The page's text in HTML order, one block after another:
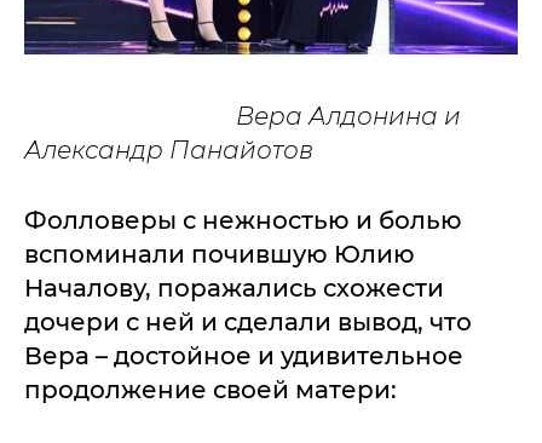
Вера Алдонина и
Александр Панайотов
Фолловеры с нежностью и болью
вспоминали почившую Юлию
Началову, поражались схожести
дочери с ней и сделали вывод, что
Вера – достойное и удивительное
продолжение своей матери: